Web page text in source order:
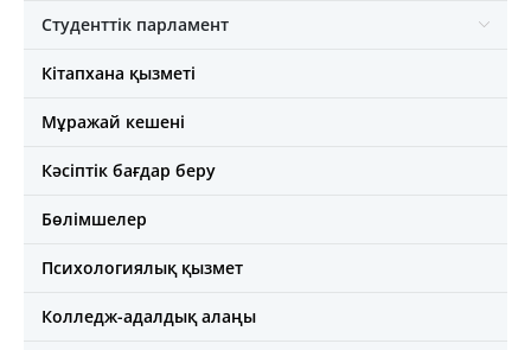
Студенттік парламент
Кітапхана қызметі
Мұражай кешені
Кәсіптік бағдар беру
Бөлімшелер
Психологиялық қызмет
Колледж-адалдық алаңы